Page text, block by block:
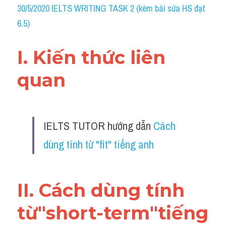
30/5/2020 IELTS WRITING TASK 2 (kèm bài sửa HS đạt
6.5)
I. Kiến thức liên
quan
IELTS TUTOR hướng dẫn Cách
dùng tính từ "fit" tiếng anh
II. Cách dùng tính
từ"short-term"tiếng